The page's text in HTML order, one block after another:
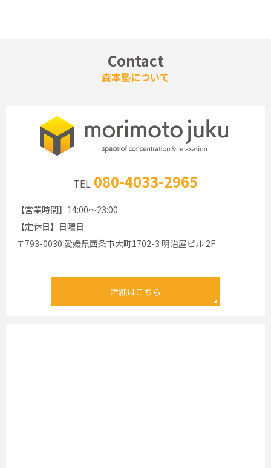
Contact
森本塾について
TEL 080-4033-2965
【営業時間】14:00～23:00
【定休日】日曜日
〒793-0030 愛媛県西条市大町1702-3 明治屋ビル 2F
詳細はこちら